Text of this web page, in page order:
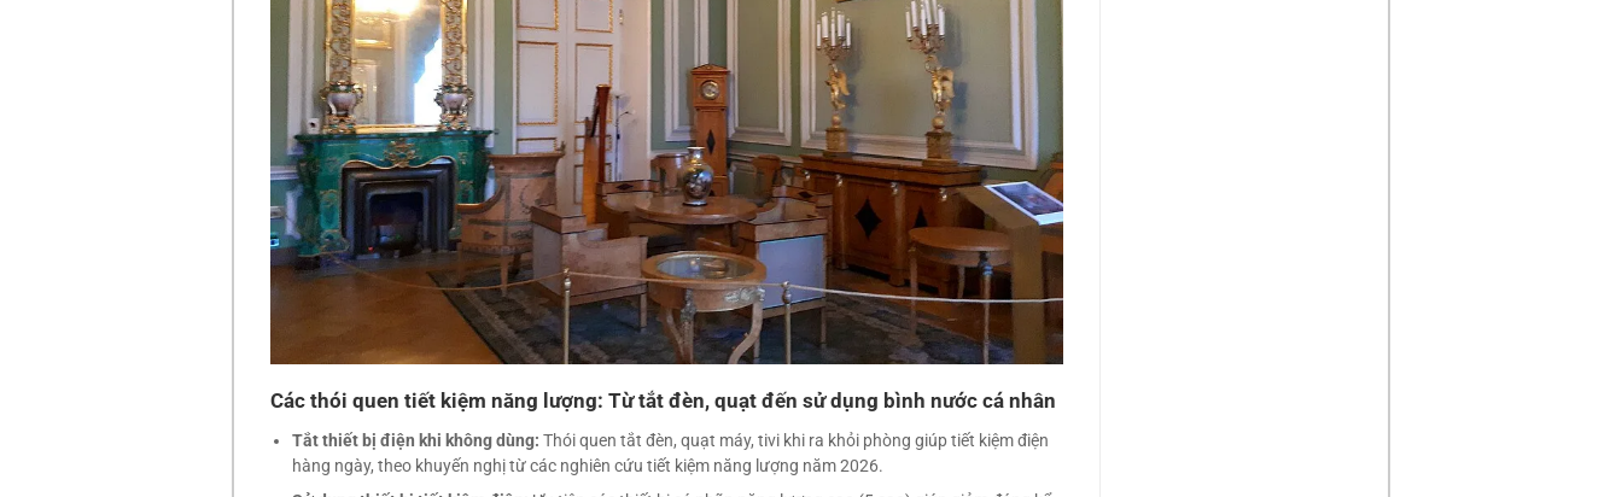
Các thói quen tiết kiệm năng lượng: Từ tắt đèn, quạt đến sử dụng bình nước cá nhân
Tắt thiết bị điện khi không dùng: Thói quen tắt đèn, quạt máy, tivi khi ra khỏi phòng giúp tiết kiệm điện
hàng ngày, theo khuyến nghị từ các nghiên cứu tiết kiệm năng lượng năm 2026.